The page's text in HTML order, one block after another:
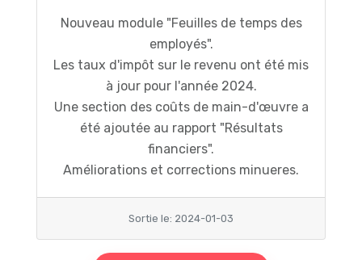
Nouveau module "Feuilles de temps des
employés".
Les taux d'impôt sur le revenu ont été mis
à jour pour l'année 2024.
Une section des coûts de main-d'œuvre a
été ajoutée au rapport "Résultats
financiers".
Améliorations et corrections minueres.
Sortie le: 2024-01-03